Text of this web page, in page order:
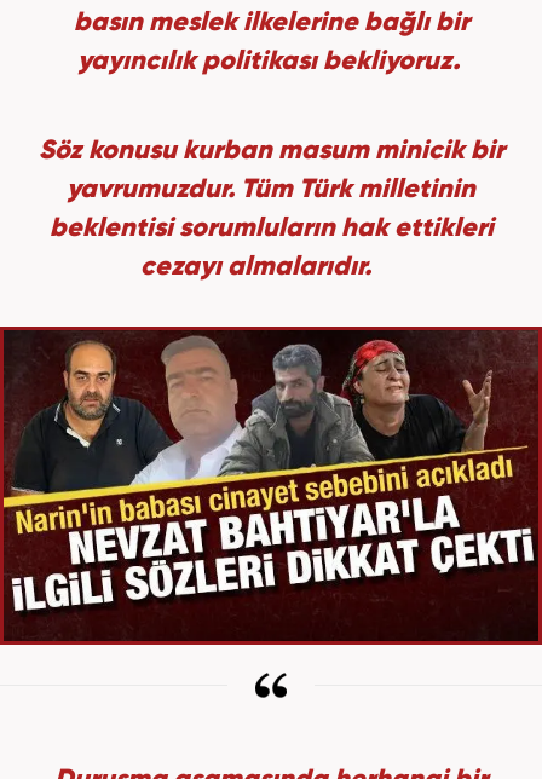
basın meslek ilkelerine bağlı bir
yayıncılık politikası bekliyoruz.
Söz konusu kurban masum minicik bir
yavrumuzdur. Tüm Türk milletinin
beklentisi sorumluların hak ettikleri
cezayı almalarıdır.